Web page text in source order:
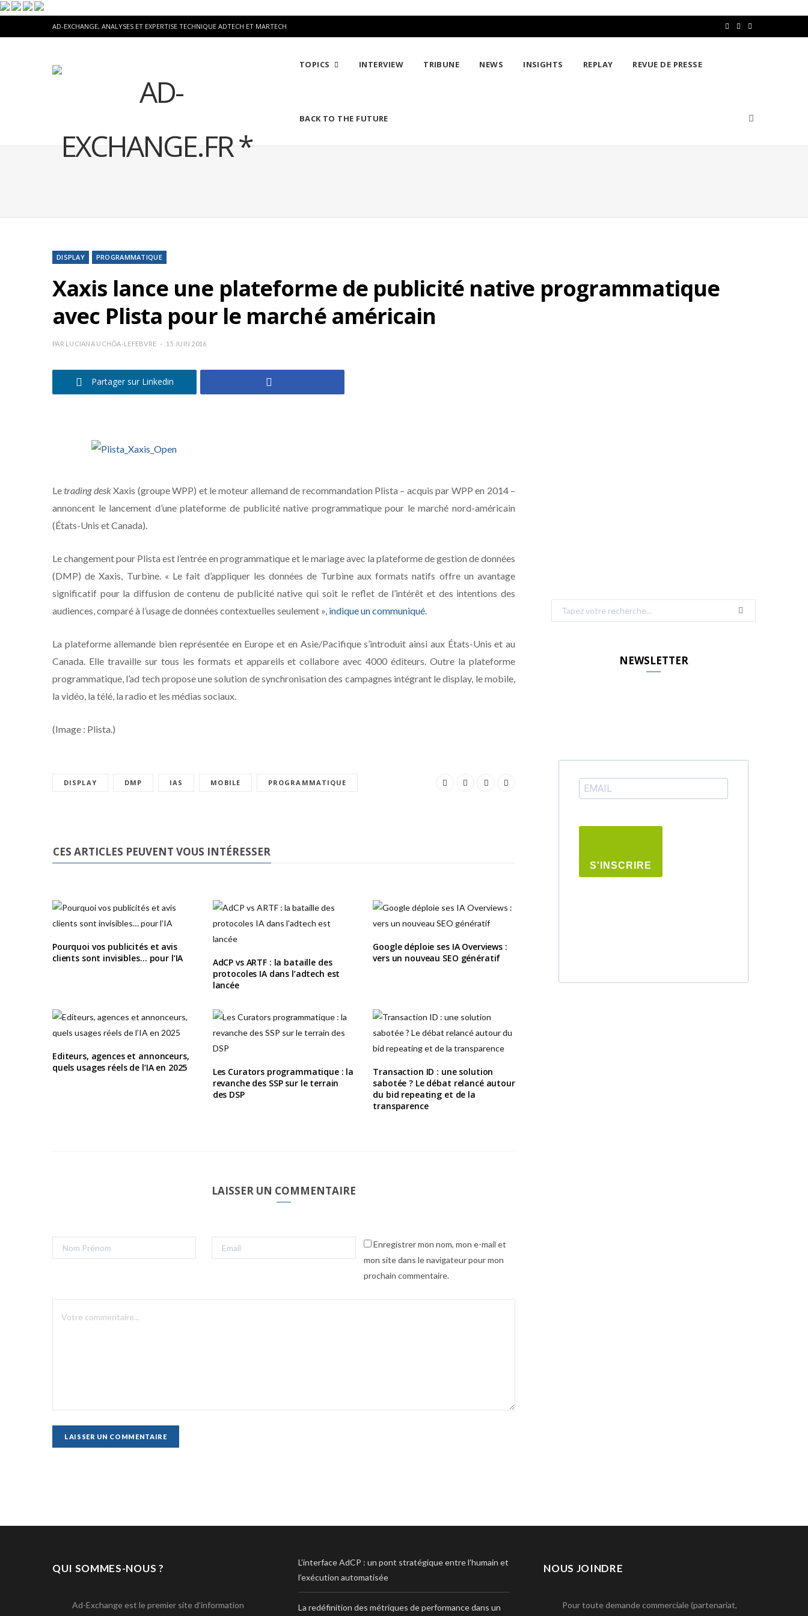
AD-EXCHANGE, ANALYSES ET EXPERTISE TECHNIQUE ADTECH ET MARTECH
TOPICS INTERVIEW TRIBUNE NEWS INSIGHTS REPLAY REVUE DE PRESSE
BACK TO THE FUTURE
DISPLAY PROGRAMMATIQUE
Xaxis lance une plateforme de publicité native programmatique
avec Plista pour le marché américain
PAR LUCIANA UCHÔA-LEFEBVRE 15 JUIN 2016
Partager sur Linkedin
Letrading deskXaxis (groupe WPP) et le moteur allemand de recommandation Plista – acquis par WPP en 2014 –
annoncent le lancement d’une plateforme de publicité native programmatique pour le marché nord-américain
(États-Unis et Canada).
Le changement pour Plista est l’entrée en programmatique et le mariage avec la plateforme de gestion de données
(DMP) de Xaxis, Turbine. « Le fait d’appliquer les données de Turbine aux formats natifs offre un avantage
significatif pour la diffusion de contenu de publicité native qui soit le reflet de l’intérêt et des intentions des
audiences, comparé à l’usage de données contextuelles seulement », indique un communiqué.
La plateforme allemande bien représentée en Europe et en Asie/Pacifique s’introduit ainsi aux États-Unis et au
Canada. Elle travaille sur tous les formats et appareils et collabore avec 4000 éditeurs. Outre la plateforme
programmatique, l’ad tech propose une solution de synchronisation des campagnes intégrant le display, le mobile,
la vidéo, la télé, la radio et les médias sociaux.
(Image : Plista.)
DISPLAY DMP IAS MOBILE PROGRAMMATIQUE
CES ARTICLES PEUVENT VOUS INTÉRESSER
Pourquoi vos publicités et avis
clients sont invisibles… pour l’IA
AdCP vs ARTF : la bataille des
protocoles IA dans l’adtech est
lancée
Google déploie ses IA Overviews :
vers un nouveau SEO génératif
Editeurs, agences et annonceurs,
quels usages réels de l’IA en 2025
Les Curators programmatique : la
revanche des SSP sur le terrain
des DSP
Transaction ID : une solution
sabotée ? Le débat relancé autour
du bid repeating et de la
transparence
LAISSER UN COMMENTAIRE
Enregistrer mon nom, mon e-mail et
mon site dans le navigateur pour mon
prochain commentaire.
Search
for:
NEWSLETTER
S'INSCRIRE
QUI SOMMES-NOUS ?
Ad-Exchange est le premier site d’information
L’interface AdCP : un pont stratégique entre l’humain et
l’exécution automatisée
La redéfinition des métriques de performance dans un
NOUS JOINDRE
Pour toute demande commerciale (partenariat,